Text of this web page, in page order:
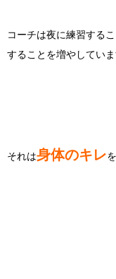
コーチは夜に練習する
することを増やしてい
それは身体のキレ